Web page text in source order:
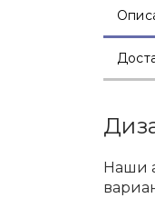
Наши